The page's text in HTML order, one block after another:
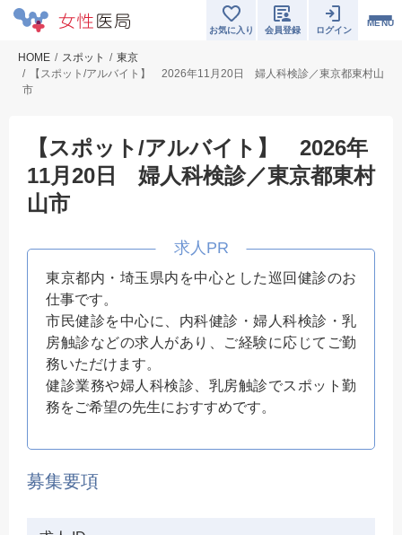
MENU
お気に入り 会員登録 ログイン
HOME スポット
東京
【スポット/アルバイト】 2026年11月20日 婦人科検診／東京都東村山
市
【スポット/アルバイト】 2026年
11月20日 婦人科検診／東京都東村
山市
東京都内・埼玉県内を中心とした巡回健診のお
仕事です。
市民健診を中心に、内科健診・婦人科検診・乳
房触診などの求人があり、ご経験に応じてご勤
務いただけます。
健診業務や婦人科検診、乳房触診でスポット勤
務をご希望の先生におすすめです。
募集要項